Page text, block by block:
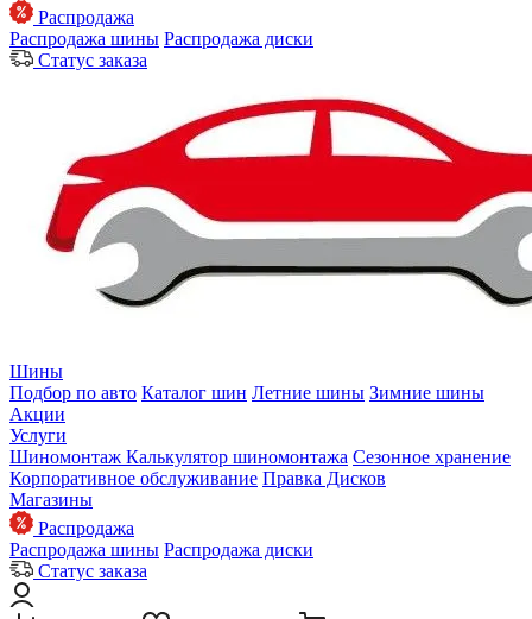
Распродажа
Распродажа шины Распродажа диски
Статус заказа
Шины
Подбор по авто Каталог шин Летние шины Зимние шины
Акции
Услуги
Шиномонтаж Калькулятор шиномонтажа Сезонное хранение
Корпоративное обслуживание Правка Дисков
Магазины
Распродажа
Распродажа шины Распродажа диски
Статус заказа